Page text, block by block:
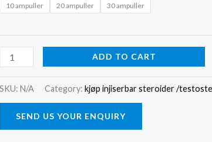
10 ampuller 20 ampuller 30 ampuller
Kjøp
steroid
i
Oslo
ADD TO CART
SKU: N/A Category: kjøp injiserbar steroider /
SEND US YOUR ENQUIRY